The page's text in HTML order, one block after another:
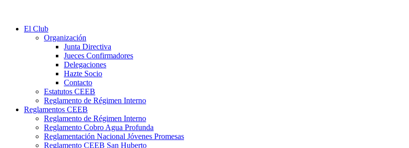
El Club
Organización
Junta Directiva
Jueces Confirmadores
Delegaciones
Hazte Socio
Contacto
Estatutos CEEB
Reglamento de Régimen Interno
Reglamentos CEEB
Reglamento de Régimen Interno
Reglamento Cobro Agua Profunda
Reglamentación Nacional Jóvenes Promesas
Reglamento CEEB San Huberto